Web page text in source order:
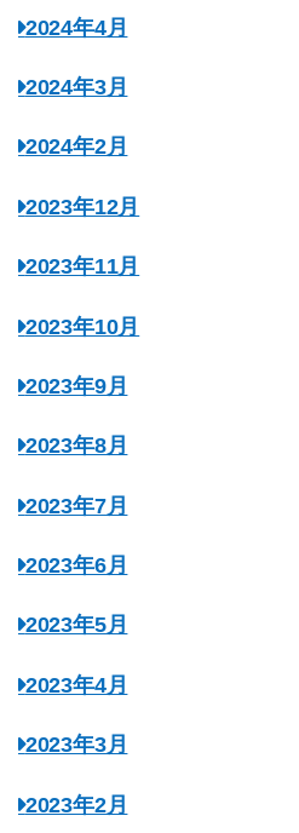
2024年4月
2024年3月
2024年2月
2023年12月
2023年11月
2023年10月
2023年9月
2023年8月
2023年7月
2023年6月
2023年5月
2023年4月
2023年3月
2023年2月